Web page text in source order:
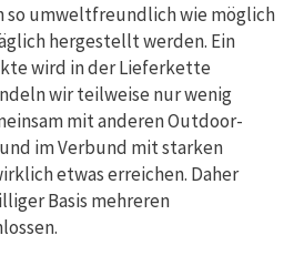
so umweltfreundlich wie möglich
hergestellt werden. Ein
wird in der Lieferkette
wir teilweise nur wenig
mit anderen Outdoor-
im Verbund mit starken
etwas erreichen. Daher
Basis mehreren